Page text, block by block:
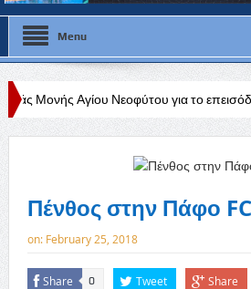
Menu
Νεοφύτου για το επεισόδιο Φρόσω
Πένθος στην Πάφο FC
on: February 25, 2018
Share 0 Tweet Share